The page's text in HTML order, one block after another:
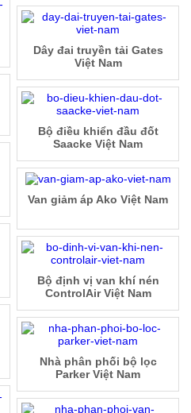
Dây đai truyền tải Gates
Việt Nam
Bộ điều khiển đầu đốt
Saacke Việt Nam
Van giảm áp Ako Việt Nam
Bộ định vị van khí nén
ControlAir Việt Nam
Nhà phân phối bộ lọc
Parker Việt Nam